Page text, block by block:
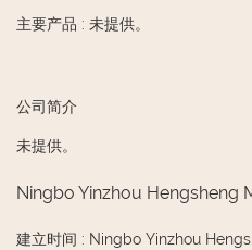
主要产品 : 未提供。
公司简介
未提供。
Ningbo Yinzhou Hengsheng
建立时间 : Ningbo Yinzhou